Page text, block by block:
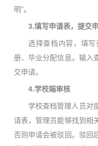
明”。
3.填写申请表，提交
选择查档内容，填
册、毕业分配信息。输入
交申请。
4.学校端审核
学校查档管理人员对
请表，管理员能够找到相
否则申请会被驳回。驳回